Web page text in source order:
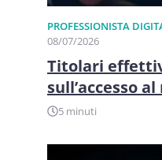
PROFESSIONISTA
08/07/2026
Titolari
sull’accesso
5 minuti